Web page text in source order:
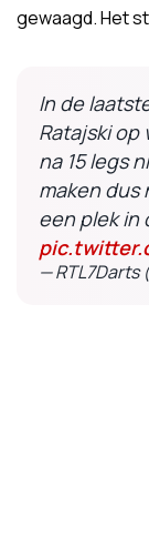
gewaagd. Het
In de
Ratajski op
na 15 legs
maken dus
een plek in
— RTL7Darts